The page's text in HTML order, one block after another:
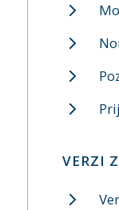
VERZI